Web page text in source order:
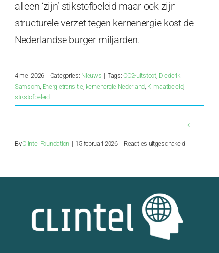
alleen ‘zijn’ stikstofbeleid maar ook zijn
structurele verzet tegen kernenergie kost de
Nederlandse burger miljarden.
4 mei 2026 | Categories: Nieuws | Tags:CO2-uitstoot, Diederik
Samsom, Energietransitie, kernenergie Nederland, Klimaatbeleid,
stikstofbeleid
ByClintel Foundation | 15 februari 2026 | Reacties uitgeschakeldvoor
Goed
New